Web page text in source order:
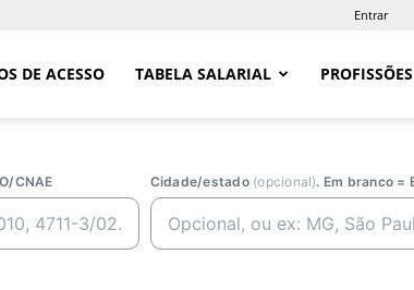
Entrar
DE ACESSO TABELA SALARIAL PROFISSÕES
CNAE Cidade/estado (opcional). Em branco =